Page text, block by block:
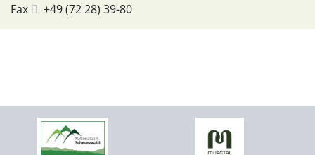
Fax
+49 (7228) 39-80